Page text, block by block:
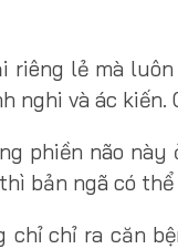
riêng lẻ mà
nghi và ác
phiền não
bản ngã có
chỉ ra căn